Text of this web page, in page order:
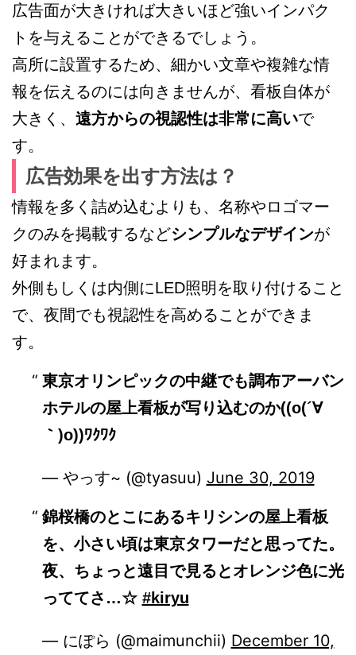
広告面が大きければ大きいほど強いインパク
トを与えることができるでしょう。
高所に設置するため、細かい文章や複雑な情
報を伝えるのには向きませんが、看板自体が
大きく、 遠方からの視認性は非常に高いで
す。
広告効果を出す方法は？
情報を多く詰め込むよりも、名称やロゴマー
クのみを掲載するなどシンプルなデザインが
好まれます。
外側もしくは内側にLED照明を取り付けること
で、夜間でも視認性を高めることができま
す。
東京オリンピックの中継でも調布アーバン
ホテルの屋上看板が写り込むのか((o(´∀
｀)o))ﾜｸﾜｸ
— やっす~ (@tyasuu) June 30, 2019
錦桜橋のとこにあるキリシンの屋上看板
を、小さい頃は東京タワーだと思ってた。
夜、ちょっと遠目で見るとオレンジ色に光
っててさ…☆ #kiryu
— にぽら (@maimunchii) December 10,